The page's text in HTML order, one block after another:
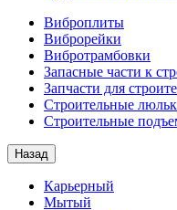
Виброплиты
Виброрейки
Вибротрамбовки
Запасные части к
Запчасти для
Строительные
Строительные
Назад
Карьерный
Мытый